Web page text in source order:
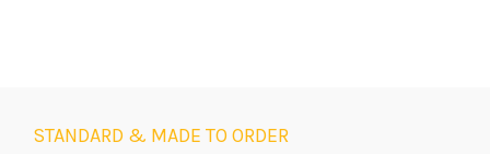
STANDARD & MADE TO ORDER